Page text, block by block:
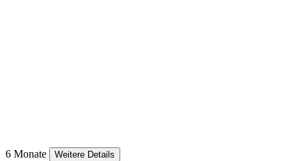
6 Monate
Weitere Details